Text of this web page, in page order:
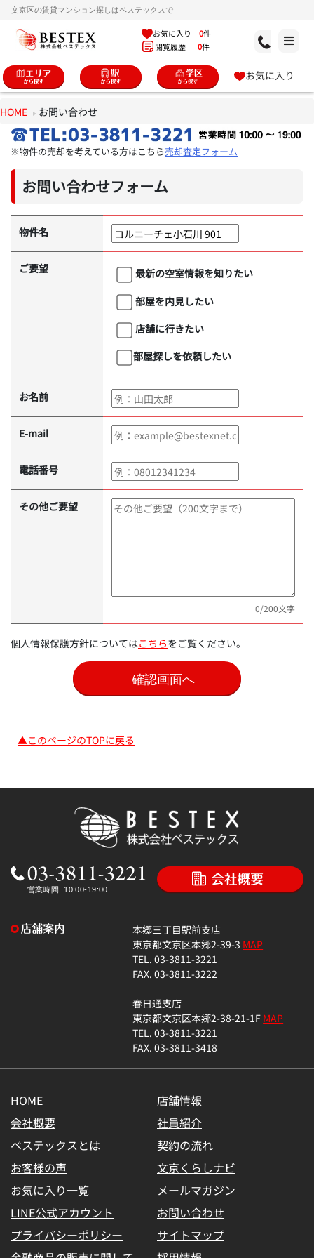
文京区の賃貸マンション探しはベステックスで
お気に入り 0件
閲覧履歴 0件
お気に入り
HOME お問い合わせ
※物件の売却を考えている方はこちら売却査定フォーム
お問い合わせフォーム
物件名
ご要望
最新の空室情報を知りたい
部屋を内見したい
店舗に行きたい
部屋探しを依頼したい
お名前
E-mail
電話番号
その他ご要望
0/200文字
個人情報保護方針についてはこちらをご覧ください。
▲このページのTOPに戻る
本郷三丁目駅前支店
東京都文京区本郷2-39-3 MAP
TEL. 03-3811-3221
FAX. 03-3811-3222
春日通支店
東京都文京区本郷2-38-21-1FMAP
TEL. 03-3811-3221
FAX. 03-3811-3418
HOME
店舗情報
会社概要
社員紹介
ベステックスとは
契約の流れ
お客様の声
文京くらしナビ
お気に入り一覧
メールマガジン
LINE公式アカウント
お問い合わせ
プライバシーポリシー
サイトマップ